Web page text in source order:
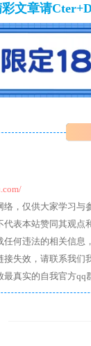
文章请Cter+D
，仅供大家学习与
表本站赞同其观点
何违法的相关信息
失效，请联系我们